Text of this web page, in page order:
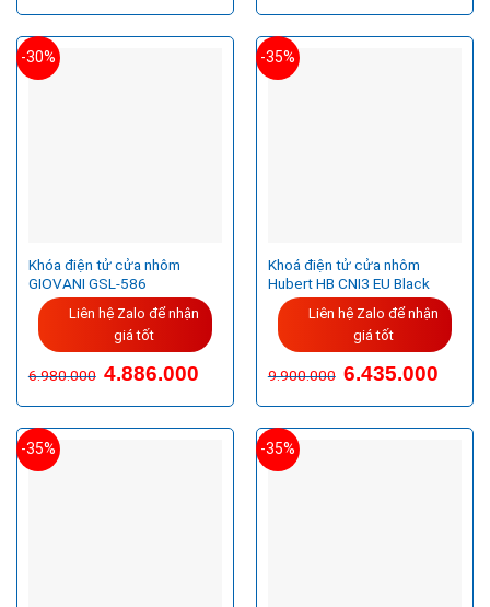
-30%
Khóa điện tử cửa nhôm
GIOVANI GSL-586
Liên hệ Zalo để nhận
giá tốt
6.980.000 4.886.000
-35%
Khoá điện tử cửa nhôm
Hubert HB CNI3 EU Black
Liên hệ Zalo để nhận
giá tốt
9.900.000 Giá
gốc
9.900.000VND.
6.435.000Giá
hiện
là:
-35%
-35%